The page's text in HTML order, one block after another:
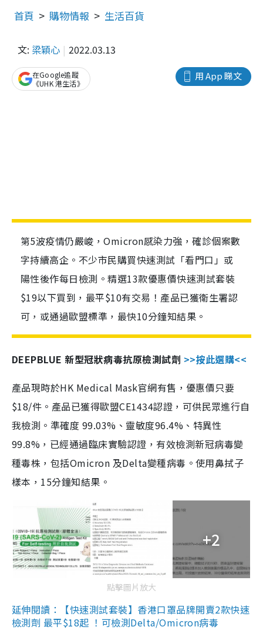
首頁 購物情報 生活百貨
文: 梁穎心 2022.03.13
用 App 睇文
在Google追蹤
《UHK 港生活》
第5波疫情仍嚴峻，Omicron感染力強，確診個案數
字持續高企。不少市民購買快速測試「看門口」或
陽性後作每日檢測。精選13款優惠價快速測試套裝
$19以下買到，最平$10有交易！產品已獲衛生署認
可，或通過歐盟標準，最快10分鐘知結果。
DEEPBLUE 新型冠狀病毒抗原檢測試劑 >>按此選購<<
產品現時於HK Medical Mask官網有售，優惠價只要
$18/件。產品已獲得歐盟CE1434認證，可供民眾進行自
我檢測。準確度 99.03%、靈敏度96.4%、特異性
99.8%，已經通過臨床實驗認證，有效檢測新冠病毒變
種毒株，包括Omicron 及Delta變種病毒。使用鼻拭子
樣本，15分鐘知結果。
+2
點擊圖片放大
延伸閱讀：【快速測試套裝】香港口罩品牌開賣2款快速
檢測劑 最平$18起 ！可檢測Delta/Omicron病毒